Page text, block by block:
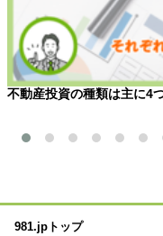
不動産投資の種類は主に4
981.jpトップ